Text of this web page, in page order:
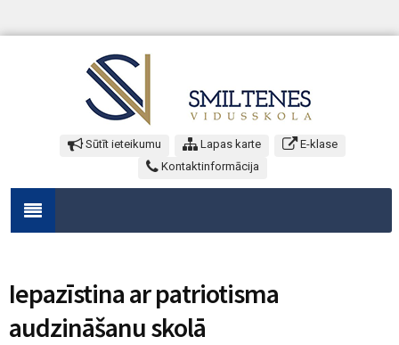
Sūtīt ieteikumu Lapas karte
E-klase
Kontaktinformācija
Iepazīstina ar patriotisma
audzināšanu skolā